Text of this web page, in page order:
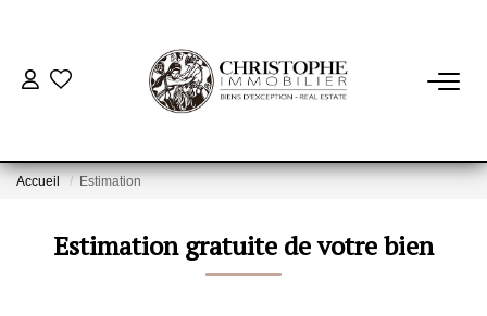
ACHETER
BIENS VENDUS
VENDRE
Accueil Estimation
Estimation gratuite de votre bien